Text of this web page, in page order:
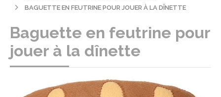
BAGUETTE EN FEUTRINE POUR JOUER À LA DÎNETTE
Baguette en feutrine pour
jouer à la dînette